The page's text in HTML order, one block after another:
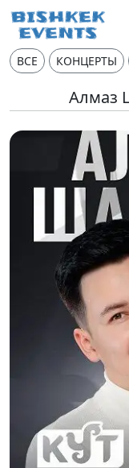
ВСЕ КОНЦЕРТЫ
Алмаз